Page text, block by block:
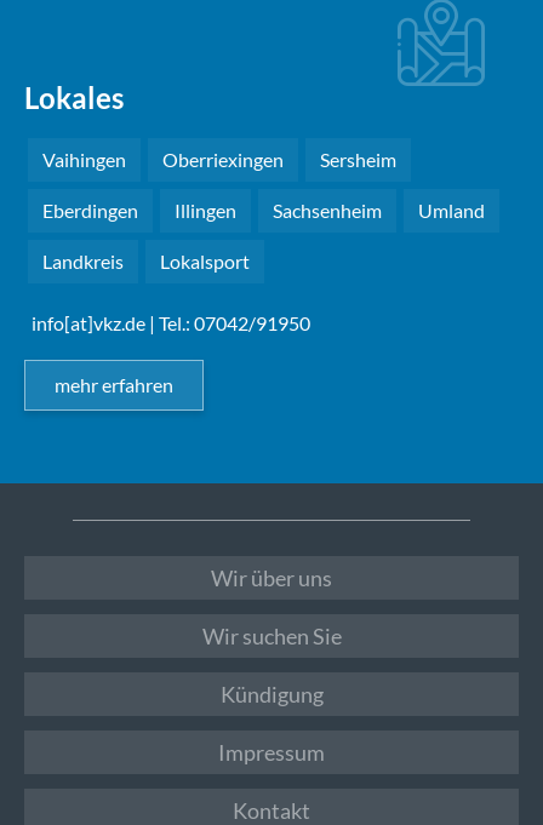
Lokales
Vaihingen Oberriexingen Sersheim
Eberdingen Illingen Sachsenheim Umland
Landkreis Lokalsport
info[at]vkz.de | Tel.: 07042/91950
mehr erfahren
Wir über uns
Wir suchen Sie
Kündigung
Impressum
Kontakt